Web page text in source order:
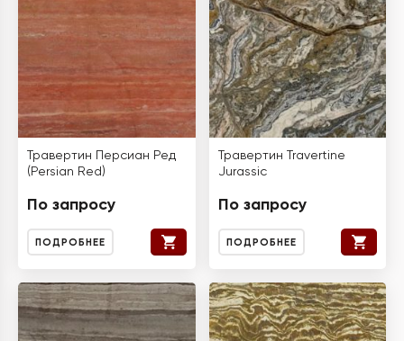
Травертин Персиан Ред
(Persian Red)
По запросу
ПОДРОБНЕЕ
Травертин Travertine
Jurassic
По запросу
ПОДРОБНЕЕ